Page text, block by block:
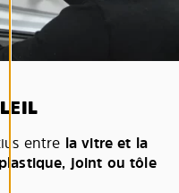
entre la vitre et la
joint ou tôle